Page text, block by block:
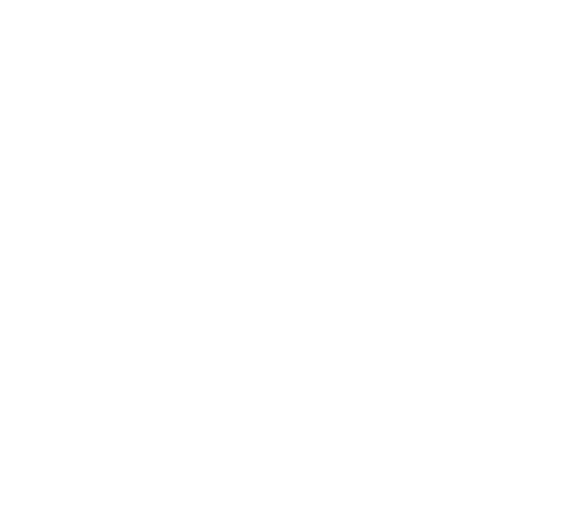
aanpassen via de